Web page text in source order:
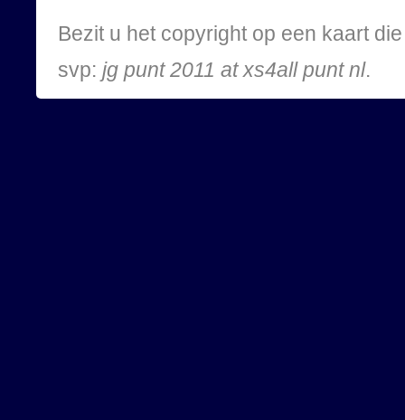
Bezit u het copyright op een kaart
svp: jg punt 2011 at xs4all punt nl.